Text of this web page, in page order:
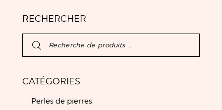
RECHERCHER
CATÉGORIES
Perles de pierres